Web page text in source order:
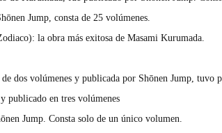
Jump, consta de 25 volúmenes.
la obra más exitosa de Masami Kurumada.
dos volúmenes y publicada por Shōnen Jump, tuvo
publicado en tres volúmenes
Jump. Consta solo de un único volumen.